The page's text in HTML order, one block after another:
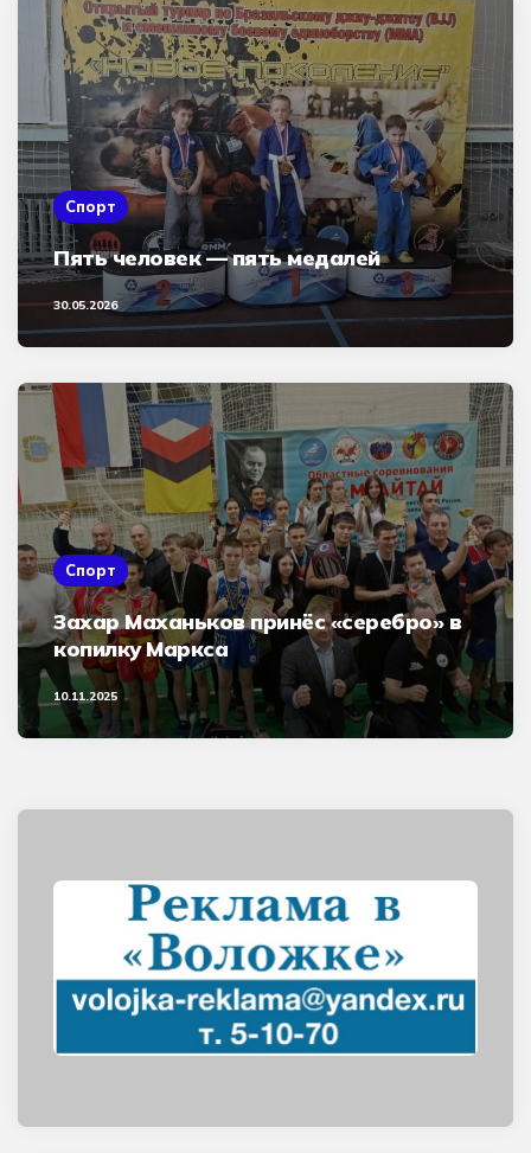
Спорт
Пять человек — пять медалей
30.05.2026
Спорт
Захар Маханьков принёс «серебро» в
копилку Маркса
10.11.2025